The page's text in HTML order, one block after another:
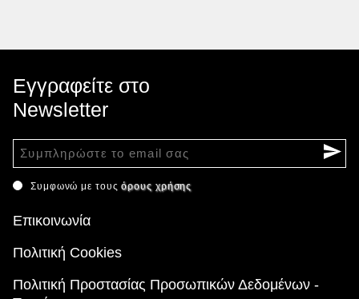
Εγγραφείτε στο
Newsletter
Συμφωνώ με τουςόρους χρήσης
Επικοινωνία
Πολιτική Cookies
Πολιτική Προστασίας Προσωπικών Δεδομένων -